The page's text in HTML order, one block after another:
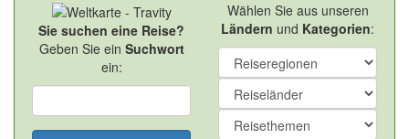
Sie suchen eine Reise?
Geben Sie ein Suchwort
ein:
Wählen Sie aus unseren
Ländern und Kategorien: